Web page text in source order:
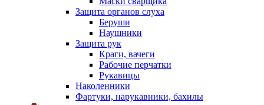
Защита органов слуха
Беруши
Наушники
Защита рук
Краги, вачеги
Рабочие перчатки
Рукавицы
Наколенники
Фартуки, нарукавники, бахилы